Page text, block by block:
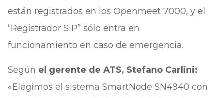
están registrados en los Openmeet 7000, y el
“Registrador SIP” sólo entra en
funcionamiento en caso de emergencia.
Según el gerente de ATS, Stefano Carlini:
«Elegimos el sistema SmartNode SN4940 con